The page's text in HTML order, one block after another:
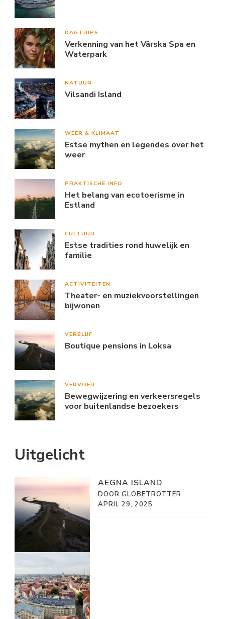
DAGTRIPS
Verkenning van het Värska Spa en
Waterpark
NATUUR
Vilsandi Island
WEER & KLIMAAT
Estse mythen en legendes over het
weer
PRAKTISCHE INFO
Het belang van ecotoerisme in
Estland
CULTUUR
Estse tradities rond huwelijk en
familie
ACTIVITEITEN
Theater- en muziekvoorstellingen
bijwonen
VERBLIJF
Boutique pensions in Loksa
VERVOER
Bewegwijzering en verkeersregels
voor buitenlandse bezoekers
Uitgelicht
AEGNA ISLAND
DOOR GLOBETROTTER
APRIL 29, 2025